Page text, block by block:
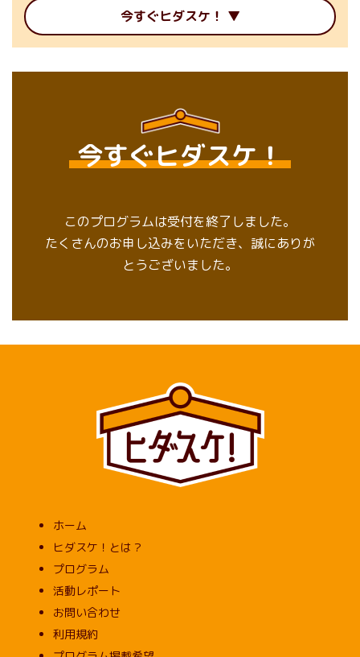
今すぐヒダスケ！
今すぐヒダスケ！
このプログラムは受付を終了しました。
たくさんのお申し込みをいただき、誠にありが
とうございました。
ホーム
ヒダスケ！とは？
プログラム
活動レポート
お問い合わせ
利用規約